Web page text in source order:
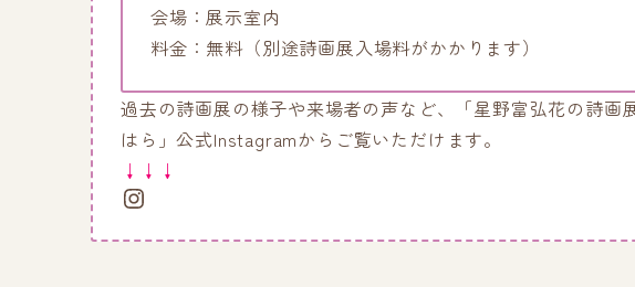
会場：展示室内
料金：無料（別途詩画展入場料がかかります）
過去の詩画展の様子や来場者の声など、「星野富弘花の詩画
はら」公式Instagramからご覧いただけます。
↓↓↓
Instagram